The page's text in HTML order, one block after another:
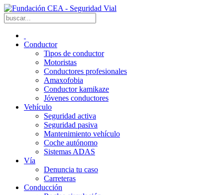
Conductor
Tipos de conductor
Motoristas
Conductores profesionales
Amaxofobia
Conductor kamikaze
Jóvenes conductores
Vehículo
Seguridad activa
Seguridad pasiva
Mantenimiento vehículo
Coche autónomo
Sistemas ADAS
Vía
Denuncia tu caso
Carreteras
Conducción